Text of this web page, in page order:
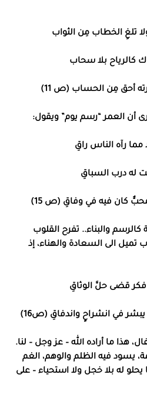
تلغِ الخطاب مِن الثواب
كالرياح بلا سحاب
أحق مِن الحساب (ص 11)
أن العمر “رسم يوم” ويقول:
رآه الناس راقِ
له درب السباقِ
كان فيه في وفاقِ (ص 15)
والبناء.. تفرح القلوب
الى السعادة والهناء، إذ
قضى حلَّ الوثاقِ
في انشراحٍ واندفاقِ (ص16)
هذا ما أراده الله – عز وجل – لنا.
يسود فيه الظلم والوهم، الغم
له بلا خجل ولا استحياء – على